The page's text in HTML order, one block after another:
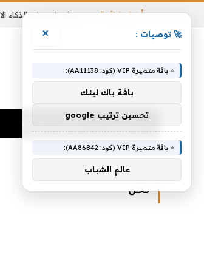
أخبار شائعة
تواصل اجتماعي
نحن
🚀 توصيات : ×
⭐ باقة متميزة VIP (كود: AA11138):
باقة باك لينك
تحسين ترتيب google
⭐ باقة متميزة VIP (كود: AA86842):
عالم الشباب